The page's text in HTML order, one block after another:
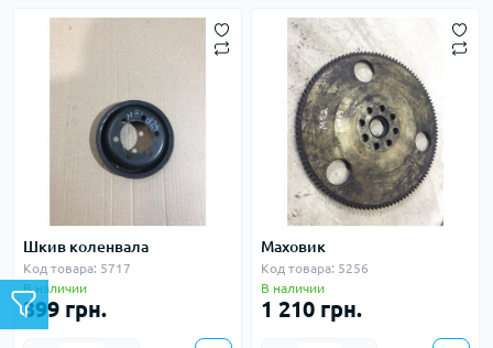
Шкив коленвала
Код товара: 5717
В наличии
399 грн.
Маховик
Код товара: 5256
В наличии
1 210 грн.